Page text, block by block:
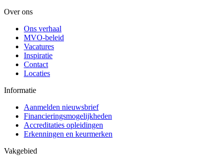
Over ons
Ons verhaal
MVO-beleid
Vacatures
Inspiratie
Contact
Locaties
Informatie
Aanmelden nieuwsbrief
Financieringsmogelijkheden
Accreditaties opleidingen
Erkenningen en keurmerken
Vakgebied